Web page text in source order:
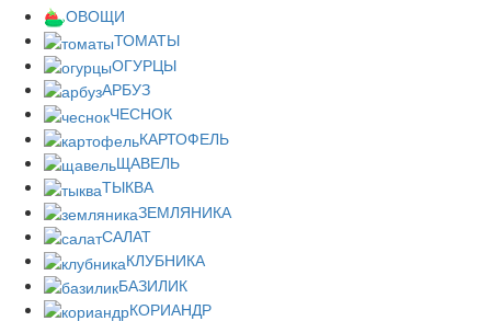
ОВОЩИ
ТОМАТЫ
ОГУРЦЫ
АРБУЗ
ЧЕСНОК
КАРТОФЕЛЬ
ЩАВЕЛЬ
ТЫКВА
ЗЕМЛЯНИКА
САЛАТ
КЛУБНИКА
БАЗИЛИК
КОРИАНДР